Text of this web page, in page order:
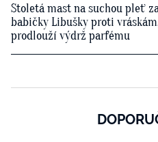
Stoletá mast na suchou pleť
babičky Libušky proti
prodlouží výdrž parfému